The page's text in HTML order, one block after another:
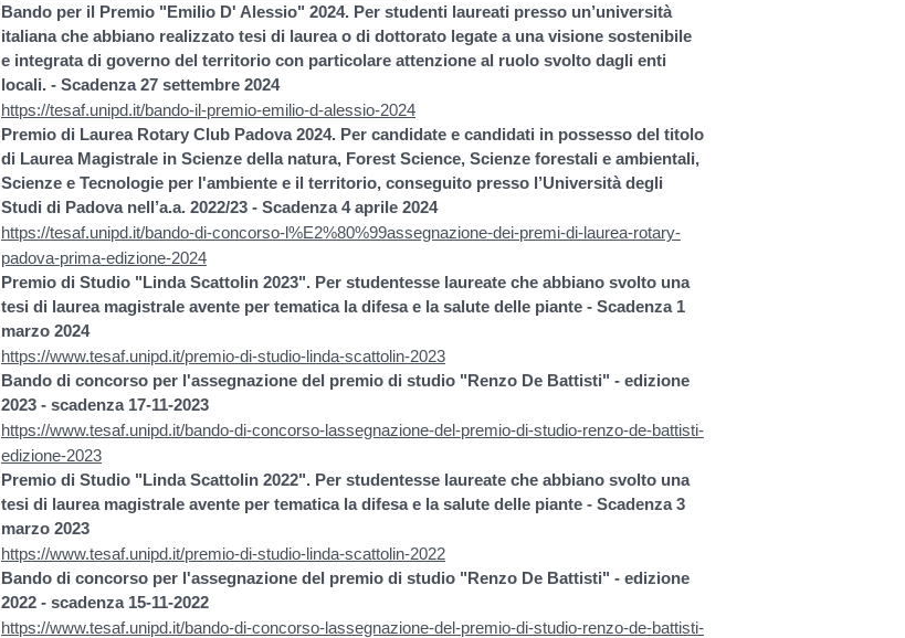
Bando per il Premio "Emilio D' Alessio" 2024. Per studenti laureati presso un’università
italiana che abbiano realizzato tesi di laurea o di dottorato legate a una visione sostenibile
e integrata di governo del territorio con particolare attenzione al ruolo svolto dagli enti
locali. - Scadenza 27 settembre 2024
https://tesaf.unipd.it/bando-il-premio-emilio-d-alessio-2024
Premio di Laurea Rotary Club Padova 2024. Per candidate e candidati in possesso del titolo
di Laurea Magistrale in Scienze della natura, Forest Science, Scienze forestali e ambientali,
Scienze e Tecnologie per l'ambiente e il territorio, conseguito presso l’Università degli
Studi di Padova nell’a.a. 2022/23 - Scadenza 4 aprile 2024
https://tesaf.unipd.it/bando-di-concorso-l%E2%80%99assegnazione-dei-premi-di-laurea-rotary-
padova-prima-edizione-2024
Premio di Studio "Linda Scattolin 2023". Per studentesse laureate che abbiano svolto una
tesi di laurea magistrale avente per tematica la difesa e la salute delle piante - Scadenza 1
marzo 2024
https://www.tesaf.unipd.it/premio-di-studio-linda-scattolin-2023
Bando di concorso per l'assegnazione del premio di studio "Renzo De Battisti" - edizione
2023 - scadenza 17-11-2023
https://www.tesaf.unipd.it/bando-di-concorso-lassegnazione-del-premio-di-studio-renzo-de-battisti-
edizione-2023
Premio di Studio "Linda Scattolin 2022". Per studentesse laureate che abbiano svolto una
tesi di laurea magistrale avente per tematica la difesa e la salute delle piante - Scadenza 3
marzo 2023
https://www.tesaf.unipd.it/premio-di-studio-linda-scattolin-2022
Bando di concorso per l'assegnazione del premio di studio "Renzo De Battisti" - edizione
2022 - scadenza 15-11-2022
https://www.tesaf.unipd.it/bando-di-concorso-lassegnazione-del-premio-di-studio-renzo-de-battisti-